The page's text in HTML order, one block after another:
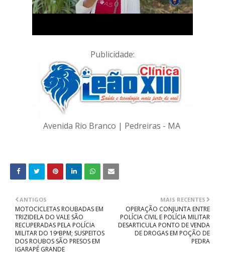
Publicidade:
Avenida Rio Branco | Pedreiras - MA
MAIS RECENTES
OPERAÇÃO CONJUNTA ENTRE
POLÍCIA CIVIL E POLÍCIA MILITAR
DESARTICULA PONTO DE VENDA
DE DROGAS EM POÇÃO DE
PEDRA
ANTIGOS
MOTOCICLETAS ROUBADAS EM
TRIZIDELA DO VALE SÃO
RECUPERADAS PELA POLÍCIA
MILITAR DO 19ºBPM; SUSPEITOS
DOS ROUBOS SÃO PRESOS EM
IGARAPÉ GRANDE